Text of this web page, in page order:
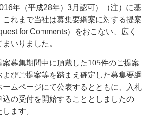
年（平成28年）3月認可）（注）に基
これまで当社は募集要綱案に対する提案
for Comments）をおこない、広く
いりました。
案募集期間中に頂戴した105件のご提案
よびご提案等を踏まえ確定した募集要綱
ームページにて公表するとともに、入札
込の受付を開始することとしましたの
ます。